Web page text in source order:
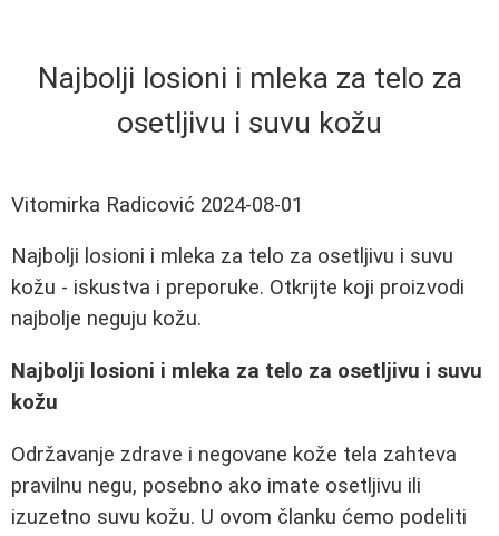
Najbolji losioni i mleka za telo za
osetljivu i suvu kožu
Vitomirka Radicović 2024-08-01
Najbolji losioni i mleka za telo za osetljivu i suvu
kožu - iskustva i preporuke. Otkrijte koji proizvodi
najbolje neguju kožu.
Najbolji losioni i mleka za telo za osetljivu i suvu
kožu
Održavanje zdrave i negovane kože tela zahteva
pravilnu negu, posebno ako imate osetljivu ili
izuzetno suvu kožu. U ovom članku ćemo podeliti